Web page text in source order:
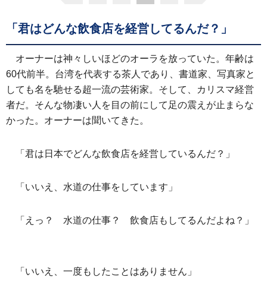
「君はどんな飲食店を経営してるんだ？」
オーナーは神々しいほどのオーラを放っていた。年齢は
60代前半。台湾を代表する茶人であり、書道家、写真家と
しても名を馳せる超一流の芸術家。そして、カリスマ経営
者だ。そんな物凄い人を目の前にして足の震えが止まらな
かった。オーナーは聞いてきた。
「君は日本でどんな飲食店を経営しているんだ？」
「いいえ、水道の仕事をしています」
「えっ？ 水道の仕事？ 飲食店もしてるんだよね？」
「いいえ、一度もしたことはありません」